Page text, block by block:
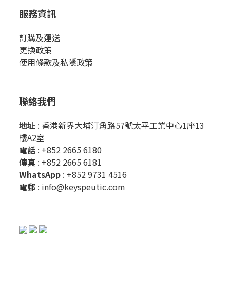
服務資訊
訂購及運送
更換政策
使用條款及私隱政策
聯絡我們
地址 : 香港新界大埔汀角路57號太平工業中心1座13
樓A2室
電話 : +852 2665 6180
傳真 : +852 2665 6181
WhatsApp : +852 9731 4516
電郵 : info@keyspeutic.com